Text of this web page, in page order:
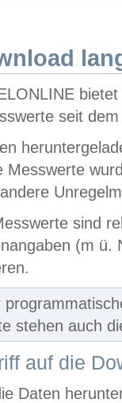
seit
Messwerte
sind
(m ü.
stehen auch
auf die
Daten